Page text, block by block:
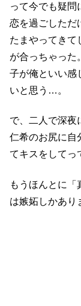
って今でも疑
恋を過ごしただ
たまやってきて
が合っちゃった
子が俺といい感
いと思う…。
で、二人で深夜
仁希のお尻に自
てキスをしてっ
もうほんとに「
は嫉妬しかあり